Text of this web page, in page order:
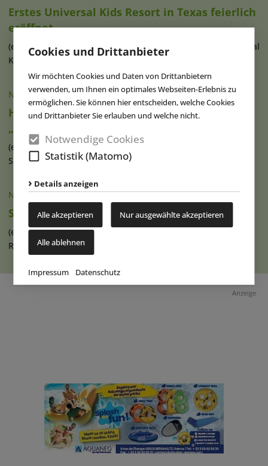
Cookies und Drittanbieter
Wir möchten Cookies und Daten von Drittanbietern
verwenden, um Ihnen ein optimales Webseiten-Erlebnis zu
ermöglichen. Sie können hier entscheiden, welche Cookies
und Drittanbieter Sie erlauben und welche nicht.
Notwendige Cookies
Statistik (Matomo)
Details anzeigen
Alle akzeptieren Nur ausgewählte akzeptieren
Alle ablehnen
Impressum Datenschutz
Erstes Universal Kids Resort in Texas feierlich
eröffnet
(eap) In Frisco, Texas, wurde gestern das brandneue Universal
Kids Resort offiziell (...)
NACHRICHTEN| 02.07.2026
Holiday World kündigt neuen Water Coaster
„Cannonball!“ an
(eap) Der US-Freizeit- und Wasserpark Holiday World &
Splashin’ Safari in Indiana hat (...)
NACHRICHTEN|25.06.2026
Seabreeze Park eröffnet „Reef Runners“
(eap) Der Seabreeze-Wasserpark im US-amerikanischen
Rochester (New York) hat seine (...)
Anzeige